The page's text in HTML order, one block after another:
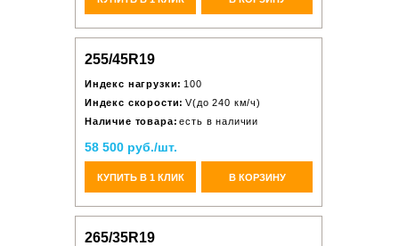
255/45R19
Индекс нагрузки: 100
Индекс скорости: V(до 240 км/ч)
Наличие товара: есть в наличии
58 500 руб./шт.
КУПИТЬ В 1 КЛИК В КОРЗИНУ
265/35R19